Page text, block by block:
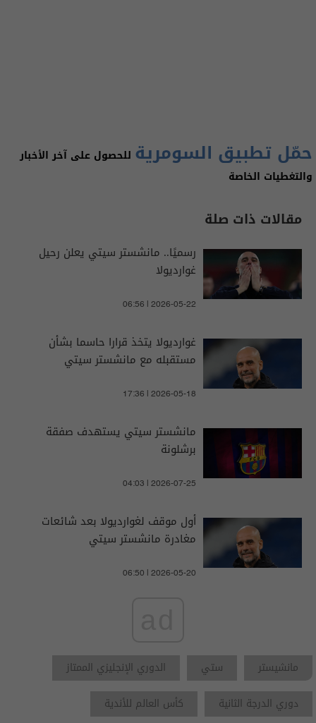
حمّل تطبيق السومرية للحصول على آخر الأخبار
والتغطيات الخاصة
مقالات ذات صلة
رسميًا.. مانشستر سيتي يعلن رحيل
غوارديولا
06:56 | 2026-05-22
غوارديولا يتخذ قرارا حاسما بشأن
مستقبله مع مانشستر سيتي
17:36 | 2026-05-18
مانشستر سيتي يستهدف صفقة
برشلونة
04:03 | 2026-07-25
أول موقف لغوارديولا بعد شائعات
مغادرة مانشستر سيتي
06:50 | 2026-05-20
مانشيستر ستي
الدوري الإنجليزي الممتاز
دوري الدرجة الثانية
كأس العالم للأندية